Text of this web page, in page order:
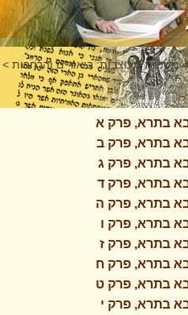
>משניות מעוצבות: ביאורים והרחבות >
בבא בתרא
בתרא, פרק א
בתרא, פרק ב
בתרא, פרק ג
בתרא, פרק ד
בתרא, פרק ה
בתרא, פרק ו
בתרא, פרק ז
בתרא, פרק ח
בתרא, פרק ט
בתרא, פרק י